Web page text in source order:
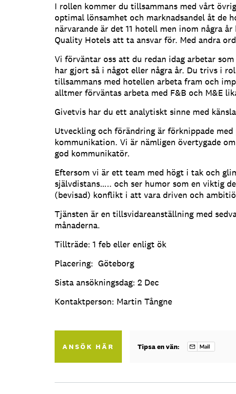
I rollen kommer du tillsammans med vårt
optimal lönsamhet och marknadsandel åt de
närvarande är det 11 hotell men inom några
Quality Hotels att ta ansvar för. Med andra
Vi förväntar oss att du redan idag arbetar
har gjort så i något eller några år. Du trivs i
tillsammans med hotellen arbeta fram och
alltmer förväntas arbeta med F&B och M&E
Givetvis har du ett analytiskt sinne med
Utveckling och förändring är förknippade
kommunikation. Vi är nämligen övertygade
god kommunikatör.
Eftersom vi är ett team med högt i tak och
självdistans….. och ser humor som en viktig
(bevisad) konflikt i att vara driven och
Tjänsten är en tillsvidareanställning med
månaderna.
Tillträde: 1 feb eller enligt ök
Placering: Göteborg
Sista ansökningsdag: 2 Dec
Kontaktperson: Martin Tångne
ANSÖK HÄR Tipsa en vän: